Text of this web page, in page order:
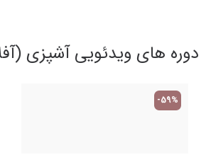
دوره های ویدئویی آشپزی
-59%